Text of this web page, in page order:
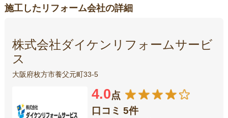
施工したリフォーム会社の詳細
株式会社ダイケンリフォームサービ
ス
大阪府枚方市養父元町33-5
4.0点
口コミ 5件